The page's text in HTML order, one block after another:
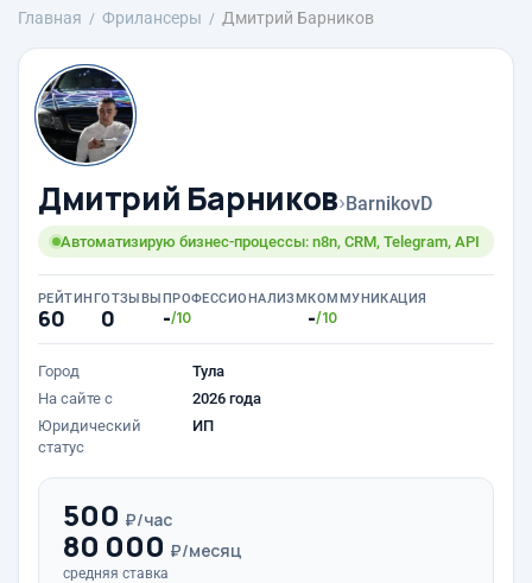
Главная Фрилансеры Дмитрий Барников
Дмитрий Барников›BarnikovD
Автоматизирую бизнес-процессы: n8n, CRM, Telegram, API
РЕЙТИНГ
60
ОТЗЫВЫ
0
ПРОФЕССИОНАЛИЗМ
-/10
КОММУНИКАЦИЯ
-/10
Город
Тула
На сайте с
2026 года
Юридический
статус
ИП
500 ₽/час
80 000 ₽/месяц
средняя ставка